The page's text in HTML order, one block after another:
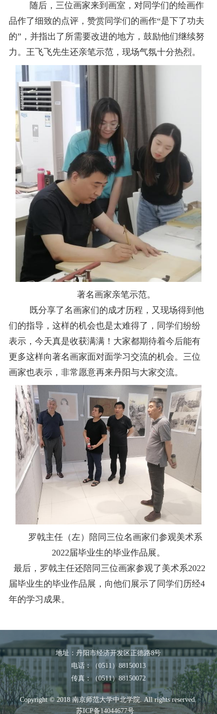
随后，三位画家来到画室，对同学们的绘画作
品作了细致的点评，赞赏同学们的画作“是下了功夫
的”，并指出了所需要改进的地方，鼓励他们继续努
力。王飞飞先生还亲笔示范，现场气氛十分热烈。
著名画家亲笔示范。
既分享了名画家们的成才历程，又现场得到他
们的指导，这样的机会也是太难得了，同学们纷纷
表示，今天真是收获满满！大家都期待着今后能有
更多这样向著名画家面对面学习交流的机会。三位
画家也表示，非常愿意再来丹阳与大家交流。
罗戟主任（左）陪同三位名画家们参观美术系
2022届毕业生的毕业作品展。
最后，罗戟主任还陪同三位画家参观了美术系2022
届毕业生的毕业作品展，向他们展示了同学们历经4
年的学习成果。
地址：丹阳市经济开发区正德路8号
电话：（0511）88150013
传真：（0511）88150072
Copyright © 2018 南京师范大学中北学院. All rights reserved.
苏ICP备14044677号